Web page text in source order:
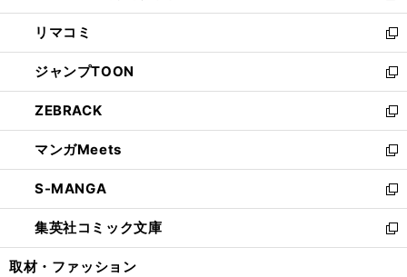
ウ
で
開
く
ン
ド
ウ
で
開
く
ウ
ィ
ン
ド
ウ
で
開
く
し
い
ウ
ィ
ン
ド
ウ
で
開
く
リマコミ
新
し
い
ウ
ィ
ン
ド
ウ
で
開
く
ジャンプTOON
新
し
い
ウ
ィ
ン
ド
ウ
で
開
ZEBRACK
新
し
い
ウ
ィ
ン
ド
ウ
マンガMeets
新
し
い
ウ
ィ
ン
S-MANGA
新
し
い
ウ
集英社コミック文庫
新
し
取材・ファッション